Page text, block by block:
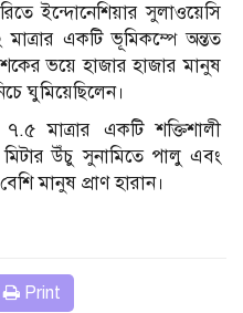
ইন্দোনেশিয়ার সুলাওয়েসি
একটি ভূমিকম্পে অন্তত
ভয়ে হাজার হাজার মানুষ
ঘুমিয়েছিলেন।
মাত্রার একটি শক্তিশালী
উঁচু সুনামিতে পালু এবং
মানুষ প্রাণ হারান।
Print